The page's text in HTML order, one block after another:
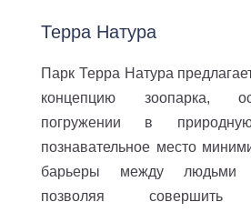
Терра Натура
Парк Терра Натура
концепцию зоопарка,
погружении в
познавательное место
барьеры между людьми
позволяя совершить